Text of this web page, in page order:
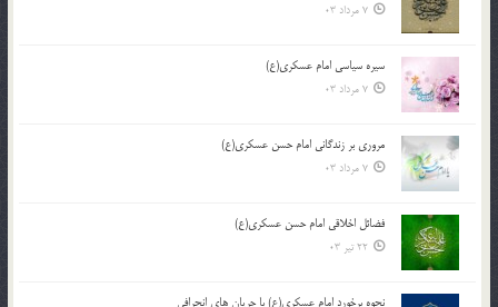
7 مرداد 03
سیره سیاسی امام عسکری(ع)
7 مرداد 03
مروری بر زندگانی امام حسن عسکری(ع)
7 مرداد 03
فضائل اخلاقی امام حسن عسکری(ع)
22 تیر 03
نحوه برخورد امام عسکری(ع) با جریان های انحرافی